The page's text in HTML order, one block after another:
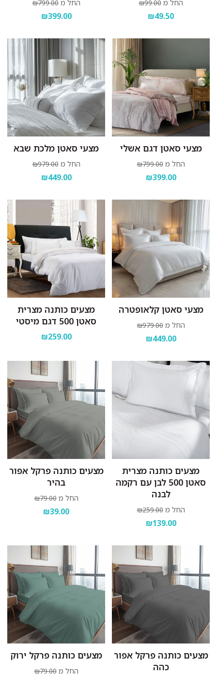
החל מ ₪99.00
₪49.50
החל מ ₪799.00
₪399.00
מצעי סאטן דגם אשלי
החל מ ₪799.00
₪399.00
מצעי סאטן מלכת שבא
החל מ ₪979.00
₪449.00
מצעי סאטן קלאופטרה
החל מ ₪979.00
₪449.00
מצעים כותנה מצרית
סאטן 500 דגם מיסטי
₪259.00
מצעים כותנה מצרית
סאטן 500 לבן עם רקמה
לבנה
החל מ ₪259.00
₪139.00
מצעים כותנה פרקל אפור
בהיר
החל מ ₪79.00
₪39.00
מצעים כותנה פרקל אפור
כהה
מצעים כותנה פרקל ירוק
החל מ ₪79.00